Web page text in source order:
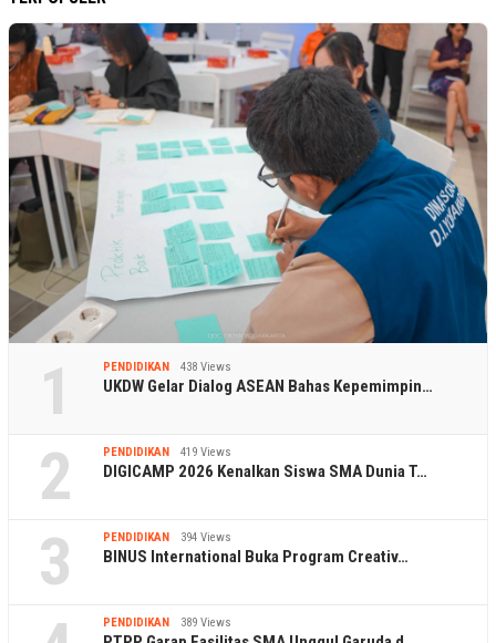
1 PENDIDIKAN 438 Views
UKDW Gelar Dialog ASEAN Bahas Kepemimpin…
2 PENDIDIKAN 419 Views
DIGICAMP 2026 Kenalkan Siswa SMA Dunia T…
3 PENDIDIKAN 394 Views
BINUS International Buka Program Creativ…
PENDIDIKAN 389 Views